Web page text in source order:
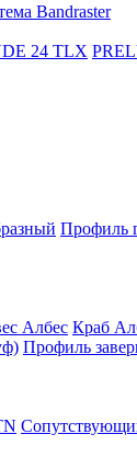
Bandraster
24 TLX
Профиль
Албес Краб
Профиль